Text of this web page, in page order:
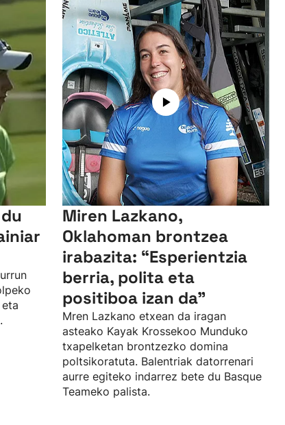
Miren Lazkano,
Oklahoman brontzea
irabazita: “Esperientzia
berria, polita eta
positiboa izan da"
Mren Lazkano etxean da iragan
asteako Kayak Krossekoo Munduko
txapelketan brontzezko domina
poltsikoratuta. Balentriak datorrenari
aurre egiteko indarrez bete du Basque
Teameko palista.